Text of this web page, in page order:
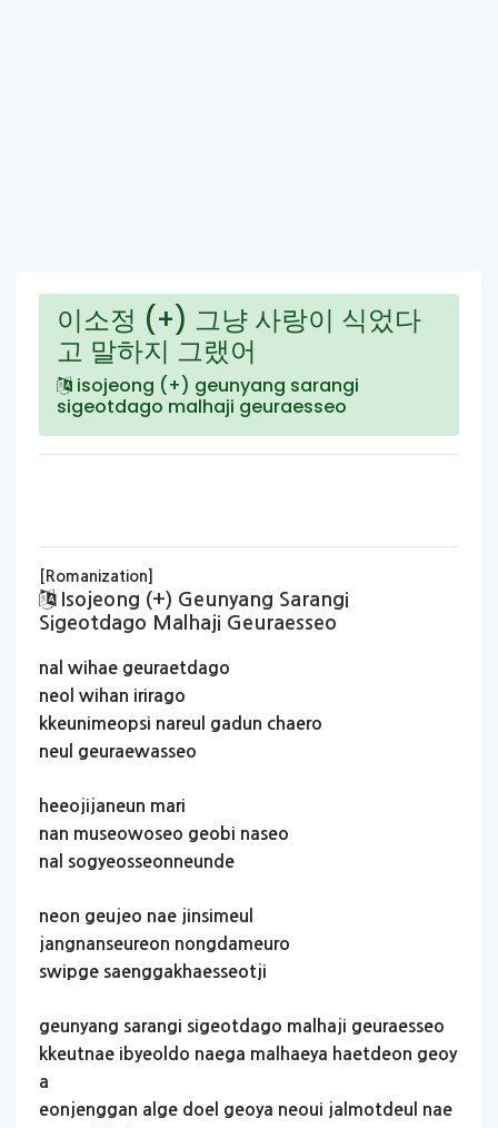
이소정 (+) 그냥 사랑이 식었다
고 말하지 그랬어
isojeong (+) geunyang sarangi
sigeotdago malhaji geuraesseo
[Romanization]
Isojeong (+) Geunyang Sarangi
Sigeotdago Malhaji Geuraesseo
nal wihae geuraetdago
neol wihan irirago
kkeunimeopsi nareul gadun chaero
neul
geuraewasseo
heeojijaneun mari
nan museowoseo geobi naseo
nal
sogyeosseonneunde
neon geujeo nae jinsimeul
jangnanseureon nongdameuro
swipge saenggakhaesseotji
geunyang sarangi sigeotdago malhaji geuraesseo
kkeutnae ibyeoldo naega malhaeya haetdeon geoy
a
eonjenggan alge doel geoya neoui jalmotdeul
nae